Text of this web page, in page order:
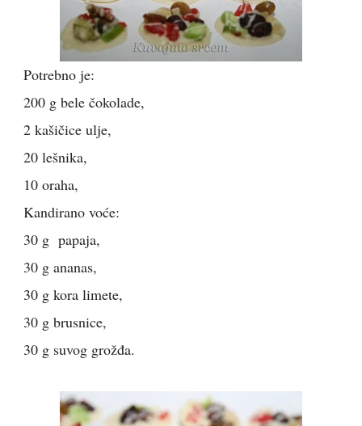
Potrebno je:
200 g bele čokolade,
2 kašičice ulje,
20 lešnika,
10 oraha,
Kandirano voće:
30 g papaja,
30 g ananas,
30 g kora limete,
30 g brusnice,
30 g suvog grožđa.